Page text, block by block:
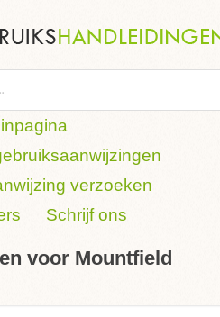
verzoeken
Schrijf ons
voor Mountfield